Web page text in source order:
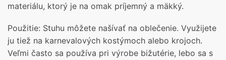
materiálu, ktorý je na omak príjemný a mäkký.
Použitie: Stuhu môžete našívať na oblečenie. Využijete
ju tiež na karnevalových kostýmoch alebo krojoch.
Veľmi často sa používa pri výrobe bižutérie, lebo sa s